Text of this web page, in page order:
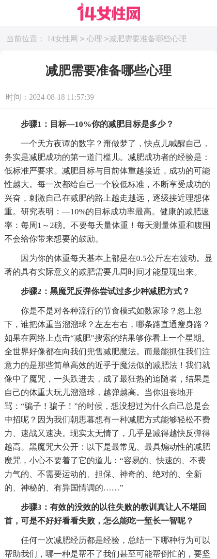
当前位置： 14女性网 > 心理 >减肥需要准备哪些心理
减肥需要准备哪些心理
时间：2024-08-18 11:57:39
步骤1：目标—10%你的减肥目标是多少？
一个天方夜谭的数字？甭做梦了，快点儿喊醒自己，
务实是减肥成功的第一道门槛儿。减肥成功者的经验是：
低标准严要求。减肥目标与目前体重越接近，成功的可能
性越大。每一次都给自己一个较低标准，不断享受成功的
兴奋，刺激自己在减肥的路上越走越远，逐级接近理想体
重。研究表明：—10%的目标成功率最高。健康的减肥速
率：每周1～2磅。不要每天量体重！每天测量体重和腹围
不会给你带来想要的鼓励。
因为你的体重每天基本上都是在0.5公斤左右波动。显
著的具有实际意义的减肥需要几周时间才能显现出来。
步骤2：黑魔咒反弹你尝试过多少种减肥方式？
你是不是对各种流行的节食模式如数家珍？忽上忽
下，谁把体重当溜溜球？左左右右，哪条路直通瘦身路？
如果在网络上点击“减肥”搜索的结果够你看上一个星期。
全世界好像都在向我们兜售减肥魔法。而最能抓住我们注
意力的是那些简单高效的近乎于魔法似的减肥法！我们就
像中了魔咒，一头跌进去，成了最狂热的追随者，结果是
自己的体重大玩儿溜溜球，越弹越高。当你沮丧地开
骂：“骗子！骗子！”的时候，想没想过为什么自己总是会
中招呢？因为我们朝思暮想有一种减肥方式能够轻松不费
力、速战又速决。现实太无情了，几乎是减得越快反弹得
越高。黑魔咒大公开：以下是最常见、最具煽动性的减肥
魔咒，小心不要着了它的道儿：“容易的、快速的、不费
力气的、不需要运动的、担保、神奇的、绝对的、全新
的、神秘的、有异国情调的……”
步骤3：有效的没效的以往失败的教训真让人不堪回
首，可是不好好看看失败，怎么能吃一堑长一智呢？
任何一次减肥经历都是经验，总结一下哪种行为可以
帮助我们，哪一种是帮不了我们甚至可能帮倒忙的，要坚